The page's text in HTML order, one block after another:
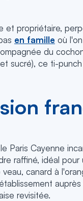
propriétaire,
en famille où
du
sucré), ce ti-
Paris Cayenne
raffiné, idéal
canard à
revisitée.